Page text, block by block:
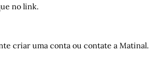
no link.
criar uma conta ou contate a Matinal.